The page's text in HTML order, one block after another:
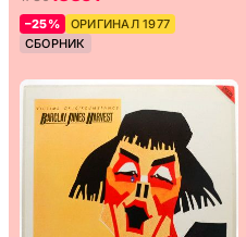
–25%
ОРИГИНАЛ 1977
СБОРНИК